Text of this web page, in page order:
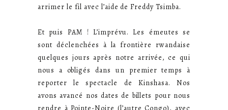
arrimer le fil avec l’aide de Freddy Tsimba.
Et puis PAM ! L’imprévu. Les émeutes se
sont déclenchées à la frontière rwandaise
quelques jours après notre arrivée, ce qui
nous a obligés dans un premier temps à
reporter le spectacle de Kinshasa. Nos
avons avancé nos dates de billets pour nous